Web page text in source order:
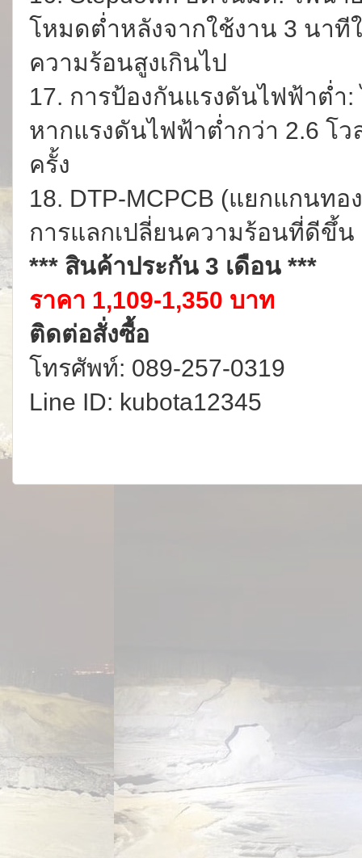
โหมดต่ำหลังจากใช้งาน 3 นาที
ความร้อนสูงเกินไป
17. การป้องกันแรงดันไฟฟ้าต่
หากแรงดันไฟฟ้าต่ำกว่า 2.6 โ
ครั้ง
18. DTP-MCPCB (แยกแกนทอ
การแลกเปลี่ยนความร้อนที่ดีขึ้น
*** สินค้าประกัน 3 เดือน ***
ราคา 1,109-1,350 บาท
ติดต่อสั่งซื้อ
โทรศัพท์: 089-257-0319
Line ID: kubota12345